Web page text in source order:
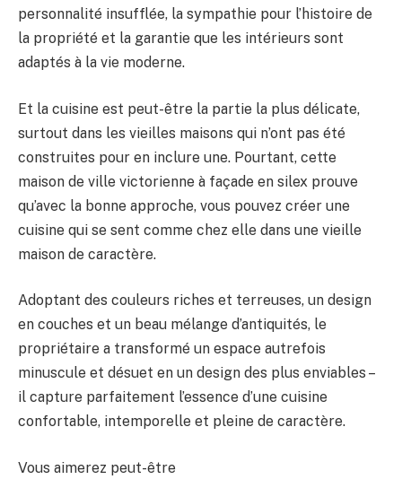
personnalité insufflée, la sympathie pour l’histoire de
la propriété et la garantie que les intérieurs sont
adaptés à la vie moderne.
Et la cuisine est peut-être la partie la plus délicate,
surtout dans les vieilles maisons qui n’ont pas été
construites pour en inclure une. Pourtant, cette
maison de ville victorienne à façade en silex prouve
qu’avec la bonne approche, vous pouvez créer une
cuisine qui se sent comme chez elle dans une vieille
maison de caractère.
Adoptant des couleurs riches et terreuses, un design
en couches et un beau mélange d’antiquités, le
propriétaire a transformé un espace autrefois
minuscule et désuet en un design des plus enviables –
il capture parfaitement l’essence d’une cuisine
confortable, intemporelle et pleine de caractère.
Vous aimerez peut-être